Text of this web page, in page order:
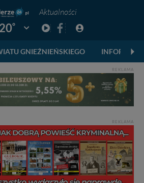
Aktualności
20° Pogoda: Gniezno
GNIEŹNIEŃSKIEGO
REKLAMA
REKLAMA